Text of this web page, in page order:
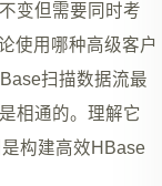
变但需要同时考
使用哪种高级客户
扫描数据流最
相通的。理解它
构建高效HBase